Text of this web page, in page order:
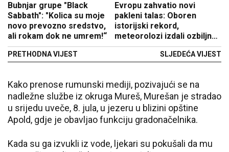
Bubnjar grupe "Black
Sabbath": "Kolica su moje
novo prevozno sredstvo,
ali rokam dok ne umrem!“
PRETHODNA VIJEST
Evropu zahvatio novi
pakleni talas: Oboren
istorijski rekord,
meteorolozi izdali ozbiljna
upozorenja
SLJEDEĆA VIJEST
Kako prenose rumunski mediji, pozivajući se na
nadležne službe iz okruga Mureš, Murešan je stradao
u srijedu uveče, 8. jula, u jezeru u blizini opštine
Apold, gdje je obavljao funkciju gradonačelnika.
Kada su ga izvukli iz vode, ljekari su pokušali da mu